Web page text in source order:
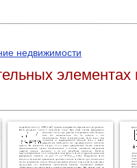
недвижимости
элементах